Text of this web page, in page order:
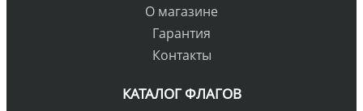
О магазине
Гарантия
Контакты
КАТАЛОГ ФЛАГОВ